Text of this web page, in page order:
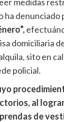
ha
domiciliaria
sito en
policial.
al
de